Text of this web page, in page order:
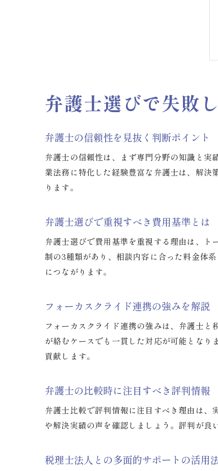
弁護士選びで失敗
弁護士の信頼性を見抜く判断ポイント
弁護士の信頼性は、まず専門分野の知識と
業法務に特化した経験豊富な弁護士は、解
ります。
弁護士選びで重視すべき費用基準とは
弁護士選びで費用基準を重視する理由は、
制の3種類があり、相談内容に合った料金体
につながります。
フォーカスクライド連携の強みを解説
フォーカスクライド連携の強みは、弁護士
が絡むケースでも一貫した対応が可能となり
貢献します。
弁護士の比較時に注目すべき評判情報
弁護士比較で評判情報に注目すべき理由は、
や解決実績の声を確認しましょう。評判が良
税理士法人との多面的サポートの活用